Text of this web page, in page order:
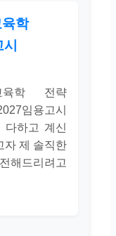
학
육학 전략
임용고시
하고 계신
자 제 솔직한
드리려고